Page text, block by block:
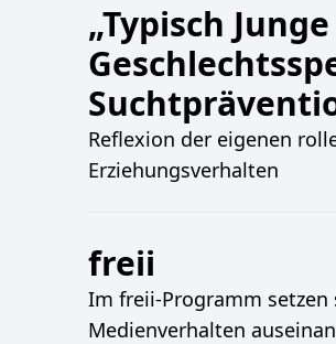
„Typisch
Reflexion der eigenen
Erziehungsverhalten
freii
Im freii-Programm
Medienverhalten